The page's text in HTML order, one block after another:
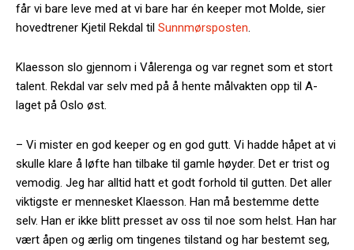
får vi bare leve med at vi bare har én keeper mot Molde, sier
hovedtrener Kjetil Rekdal til Sunnmørsposten
Klaesson slo gjennom i Vålerenga og var regnet som et stort
talent. Rekdal var selv med på å hente målvakten opp til A-
laget på Oslo øst.
– Vi mister en god keeper og en god gutt. Vi hadde håpet at vi
skulle klare å løfte han tilbake til gamle høyder. Det er trist og
vemodig. Jeg har alltid hatt et godt forhold til gutten. Det aller
viktigste er mennesket Klaesson. Han må bestemme dette
selv. Han er ikke blitt presset av oss til noe som helst. Han har
vært åpen og ærlig om tingenes tilstand og har bestemt seg,